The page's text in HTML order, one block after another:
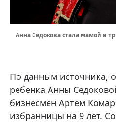
Анна Седокова стала мамой в
По данным источника,
ребенка Анны
бизнесмен Артем
избранницы на 9 лет.